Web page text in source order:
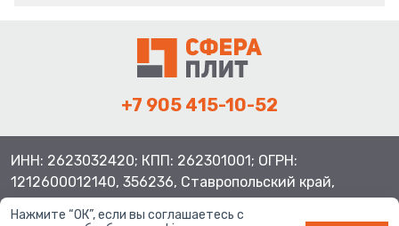
+7 905 415-10-52
ИНН: 2623032420; КПП: 262301001; ОГРН:
1212600012140, 356236, Ставропольский край,
Нажмите “ОК”, если вы соглашаетесь с